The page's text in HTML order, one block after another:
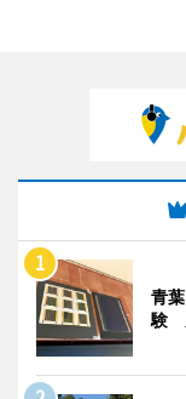
青
験